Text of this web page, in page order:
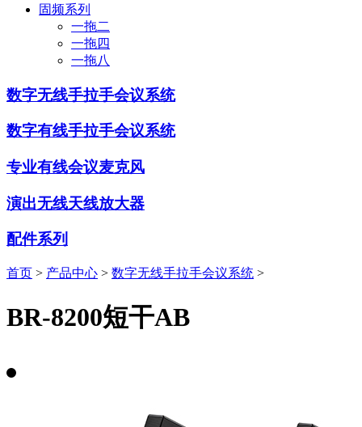
固频系列
一拖二
一拖四
一拖八
数字无线手拉手会议系统
数字有线手拉手会议系统
专业有线会议麦克风
演出无线天线放大器
配件系列
首页 > 产品中心 > 数字无线手拉手会议系统 >
BR-8200短干AB